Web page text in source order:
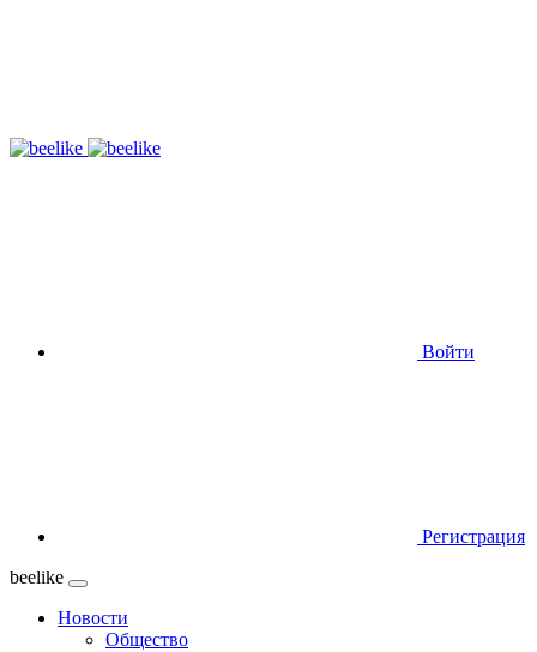
Войти
Регистрация
beelike
Новости
Общество